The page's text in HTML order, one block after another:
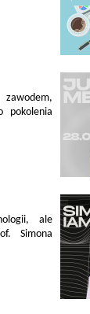
pokolenia
ale
Simona